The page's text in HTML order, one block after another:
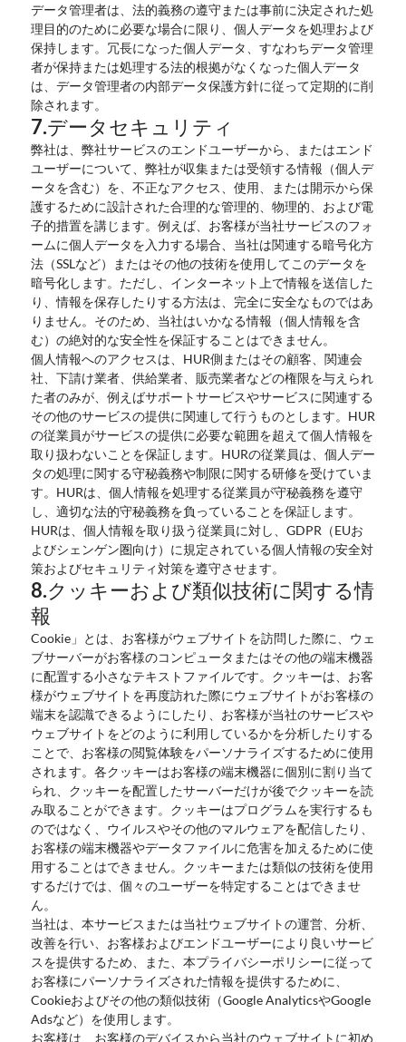
データ管理者は、法的義務の遵守または事前に決定された処
理目的のために必要な場合に限り、個人データを処理および
保持します。冗長になった個人データ、すなわちデータ管理
者が保持または処理する法的根拠がなくなった個人データ
は、データ管理者の内部データ保護方針に従って定期的に削
除されます。
7.データセキュリティ
弊社は、弊社サービスのエンドユーザーから、またはエンド
ユーザーについて、弊社が収集または受領する情報（個人デ
ータを含む）を、不正なアクセス、使用、または開示から保
護するために設計された合理的な管理的、物理的、および電
子的措置を講じます。例えば、お客様が当社サービスのフォ
ームに個人データを入力する場合、当社は関連する暗号化方
法（SSLなど）またはその他の技術を使用してこのデータを
暗号化します。ただし、インターネット上で情報を送信した
り、情報を保存したりする方法は、完全に安全なものではあ
りません。そのため、当社はいかなる情報（個人情報を含
む）の絶対的な安全性を保証することはできません。
個人情報へのアクセスは、HUR側またはその顧客、関連会
社、下請け業者、供給業者、販売業者などの権限を与えられ
た者のみが、例えばサポートサービスやサービスに関連する
その他のサービスの提供に関連して行うものとします。HUR
の従業員がサービスの提供に必要な範囲を超えて個人情報を
取り扱わないことを保証します。HURの従業員は、個人デー
タの処理に関する守秘義務や制限に関する研修を受けていま
す。HURは、個人情報を処理する従業員が守秘義務を遵守
し、適切な法的守秘義務を負っていることを保証します。
HURは、個人情報を取り扱う従業員に対し、GDPR（EUお
よびシェンゲン圏向け）に規定されている個人情報の安全対
策およびセキュリティ対策を遵守させます。
8.クッキーおよび類似技術に関する情
報
Cookie」とは、お客様がウェブサイトを訪問した際に、ウェ
ブサーバーがお客様のコンピュータまたはその他の端末機器
に配置する小さなテキストファイルです。クッキーは、お客
様がウェブサイトを再度訪れた際にウェブサイトがお客様の
端末を認識できるようにしたり、お客様が当社のサービスや
ウェブサイトをどのように利用しているかを分析したりする
ことで、お客様の閲覧体験をパーソナライズするために使用
されます。各クッキーはお客様の端末機器に個別に割り当て
られ、クッキーを配置したサーバーだけが後でクッキーを読
み取ることができます。クッキーはプログラムを実行するも
のではなく、ウイルスやその他のマルウェアを配信したり、
お客様の端末機器やデータファイルに危害を加えるために使
用することはできません。クッキーまたは類似の技術を使用
するだけでは、個々のユーザーを特定することはできませ
ん。
当社は、本サービスまたは当社ウェブサイトの運営、分析、
改善を行い、お客様およびエンドユーザーにより良いサービ
スを提供するため、また、本プライバシーポリシーに従って
お客様にパーソナライズされた情報を提供するために、
Cookieおよびその他の類似技術（Google AnalyticsやGoogle
Adsなど）を使用します。
お客様は、お客様のデバイスから当社のウェブサイトに初め